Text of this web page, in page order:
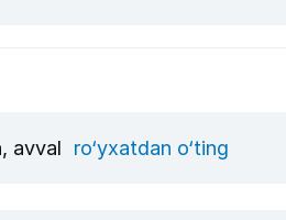
avval ro‘yxatdan o‘ting